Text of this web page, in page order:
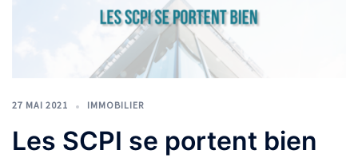
27 MAI 2021 IMMOBILIER
Les SCPI se portent bien